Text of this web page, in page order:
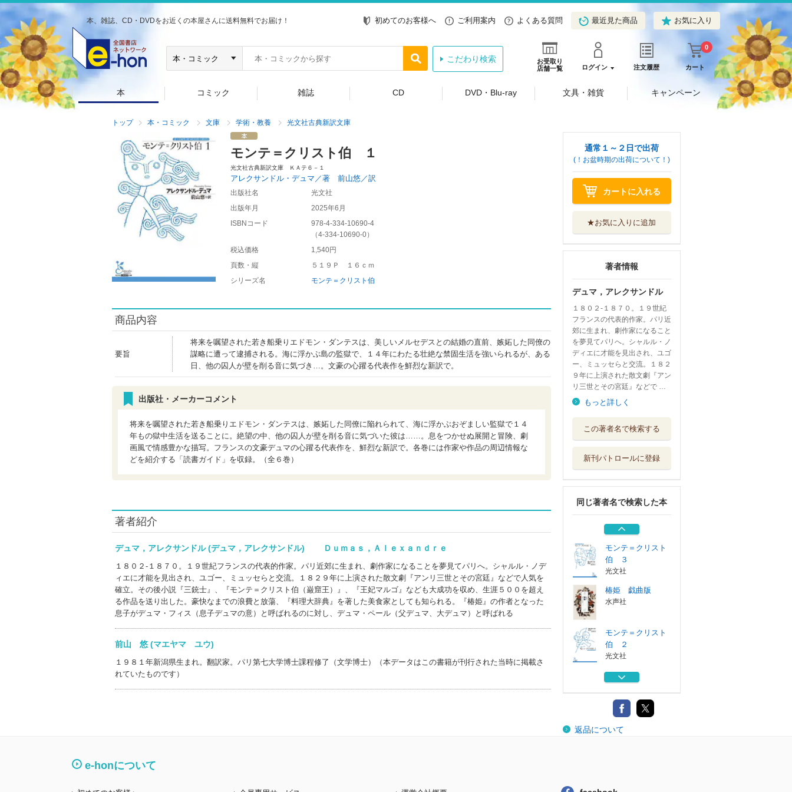
本、雑誌、CD・DVDをお近くの本屋さんに送料無料でお届け！ 初めてのお客様へ ご利用案内 よくある質問 最近見た商品 お気に入り
お受取り
店舗一覧
ログイン 注文履歴 カート
0
こだわり検索
本 コミック 雑誌 CD DVD・Blu-ray 文具・雑貨 キャンペーン
トップ 本・コミック 文庫 学術・教養 光文社古典新訳文庫
モンテ＝クリスト伯 １
光文社古典新訳文庫 ＫＡテ６－１
アレクサンドル・デュマ／著 前山悠／訳
出版社名
光文社
出版年月
2025年6月
ISBNコード
978-4-334-10690-4
（4-334-10690-0）
税込価格
1,540円
頁数・縦
５１９Ｐ １６ｃｍ
シリーズ名
モンテ＝クリスト伯
商品内容
要旨
将来を嘱望された若き船乗りエドモン・ダンテスは、美しいメルセデスとの結婚の直前、嫉妬した同僚の
謀略に遭って逮捕される。海に浮かぶ島の監獄で、１４年にわたる壮絶な禁固生活を強いられるが、ある
日、他の囚人が壁を削る音に気づき…。文豪の心躍る代表作を鮮烈な新訳で。
出版社・メーカーコメント
将来を嘱望された若き船乗りエドモン・ダンテスは、嫉妬した同僚に陥れられて、海に浮かぶおぞましい監獄で１４
年もの獄中生活を送ることに。絶望の中、他の囚人が壁を削る音に気づいた彼は……。息をつかせぬ展開と冒険、劇
画風で情感豊かな描写。フランスの文豪デュマの心躍る代表作を、鮮烈な新訳で。各巻には作家や作品の周辺情報な
どを紹介する「読書ガイド」を収録。（全６巻）
著者紹介
デュマ，アレクサンドル (デュマ，アレクサンドル) Ｄｕｍａｓ，Ａｌｅｘａｎｄｒｅ
１８０２‐１８７０。１９世紀フランスの代表的作家。パリ近郊に生まれ、劇作家になることを夢見てパリへ。シャルル・ノデ
ィエに才能を見出され、ユゴー、ミュッセらと交流。１８２９年に上演された散文劇『アンリ三世とその宮廷』などで人気を
確立。その後小説『三銃士』、『モンテ＝クリスト伯（巌窟王）』、『王妃マルゴ』なども大成功を収め、生涯５００を超え
る作品を送り出した。豪快なまでの浪費と放蕩、『料理大辞典』を著した美食家としても知られる。『椿姫』の作者となった
息子がデュマ・フィス（息子デュマの意）と呼ばれるのに対し、デュマ・ペール（父デュマ、大デュマ）と呼ばれる
前山 悠 (マエヤマ ユウ)
１９８１年新潟県生まれ。翻訳家。パリ第七大学博士課程修了（文学博士）（本データはこの書籍が刊行された当時に掲載さ
れていたものです）
通常１～２日で出荷
(！お盆時期の出荷について！)
カートに入れる
★お気に入りに追加
著者情報
デュマ，アレクサンドル
１８０２‐１８７０。１９世紀
フランスの代表的作家。パリ近
郊に生まれ、劇作家になること
を夢見てパリへ。シャルル・ノ
ディエに才能を見出され、ユゴ
ー、ミュッセらと交流。１８２
９年に上演された散文劇『アン
リ三世とその宮廷』などで …
もっと詳しく
この著者名で検索する
新刊パトロールに登録
同じ著者名で検索した本
伯 ２
〈新訳〉モンテ・
平凡社
〈新訳〉モンテ・
クリスト伯 ４
平凡社
モンテ＝クリスト
伯 ３
光文社
椿姫 戯曲版
水声社
モンテ＝クリスト
伯 ２
光文社
〈新訳〉モンテ・
平凡社
〈新訳〉モンテ・
クリスト伯 ４
返品について
e-honについて